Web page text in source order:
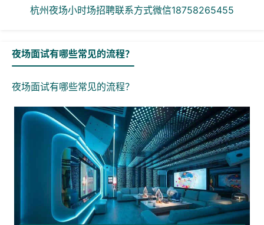
杭州夜场小时场招聘联系方式微信18758265455
夜场面试有哪些常见的流程？
夜场面试有哪些常见的流程？